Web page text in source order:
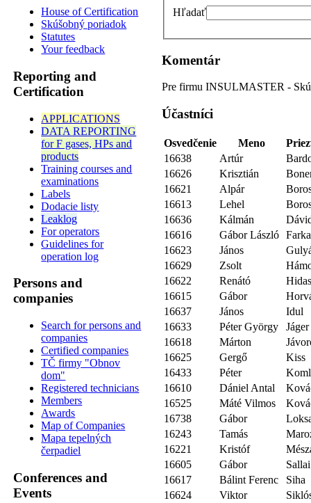
House of Certification
Skúšobný poriadok
Statutes
Your feedback
Reporting and
Certification
APPLICATIONS
DATA REPORTING
for F gases, HPs and
products
Training courses and
examinations
Labels
Dodacie listy
Leaklog
For operators
Guidelines for
operation log
Persons and
companies
Search for persons and
companies
Certified companies
TČ firmy "Obnov
dom"
Registered technicians
Members
Awards
Map of Companies
Mapa tepelných
čerpadiel
Conferences and
Events
Hľadať
Komentár
Pre firmu INSULMASTER -
Účastníci
Osvedčenie Meno
16638
Artúr
16626
Krisztián
16621
Alpár
16613
Lehel
16636
Kálmán
16616
Gábor László
16623
János
16629
Zsolt
16622
Renátó
16615
Gábor
16637
János
Idul
16633
Péter György
Jáger
16618
Márton
16625
Gergő
Kiss
16433
Péter
16610
Dániel Antal
16525
Máté Vilmos
16738
Gábor
16243
Tamás
16221
Kristóf
16605
Gábor
Sallai
16617
Bálint Ferenc
Siha
16624
Viktor